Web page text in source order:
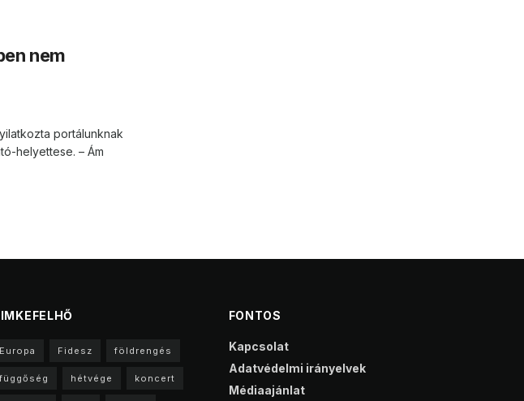
nem
portálunknak
helyettese. – Ám
Europa Fidesz földrengés
függőség hétvége koncert
FONTOS
Kapcsolat
Adatvédelmi irányelvek
Médiaajánlat